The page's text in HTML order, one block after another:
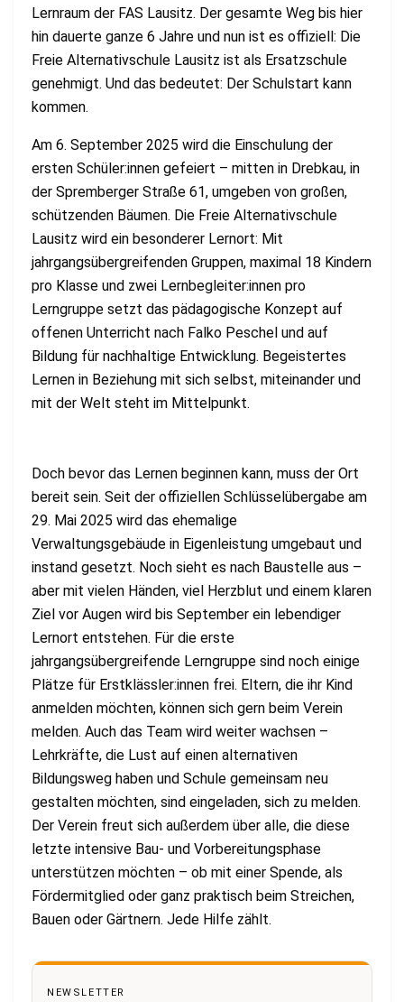
Lernraum der FAS Lausitz. Der gesamte Weg bis hier
hin dauerte ganze 6 Jahre und nun ist es offiziell: Die
Freie Alternativschule Lausitz ist als Ersatzschule
genehmigt. Und das bedeutet: Der Schulstart kann
kommen.
Am 6. September 2025 wird die Einschulung der
ersten Schüler:innen gefeiert – mitten in Drebkau, in
der Spremberger Straße 61, umgeben von großen,
schützenden Bäumen. Die Freie Alternativschule
Lausitz wird ein besonderer Lernort: Mit
jahrgangsübergreifenden Gruppen, maximal 18 Kindern
pro Klasse und zwei Lernbegleiter:innen pro
Lerngruppe setzt das pädagogische Konzept auf
offenen Unterricht nach Falko Peschel und auf
Bildung für nachhaltige Entwicklung. Begeistertes
Lernen in Beziehung mit sich selbst, miteinander und
mit der Welt steht im Mittelpunkt.
Doch bevor das Lernen beginnen kann, muss der Ort
bereit sein. Seit der offiziellen Schlüsselübergabe am
29. Mai 2025 wird das ehemalige
Verwaltungsgebäude in Eigenleistung umgebaut und
instand gesetzt. Noch sieht es nach Baustelle aus –
aber mit vielen Händen, viel Herzblut und einem klaren
Ziel vor Augen wird bis September ein lebendiger
Lernort entstehen. Für die erste
jahrgangsübergreifende Lerngruppe sind noch einige
Plätze für Erstklässler:innen frei. Eltern, die ihr Kind
anmelden möchten, können sich gern beim Verein
melden. Auch das Team wird weiter wachsen –
Lehrkräfte, die Lust auf einen alternativen
Bildungsweg haben und Schule gemeinsam neu
gestalten möchten, sind eingeladen, sich zu melden.
Der Verein freut sich außerdem über alle, die diese
letzte intensive Bau- und Vorbereitungsphase
unterstützen möchten – ob mit einer Spende, als
Fördermitglied oder ganz praktisch beim Streichen,
Bauen oder Gärtnern. Jede Hilfe zählt.
NEWSLETTER